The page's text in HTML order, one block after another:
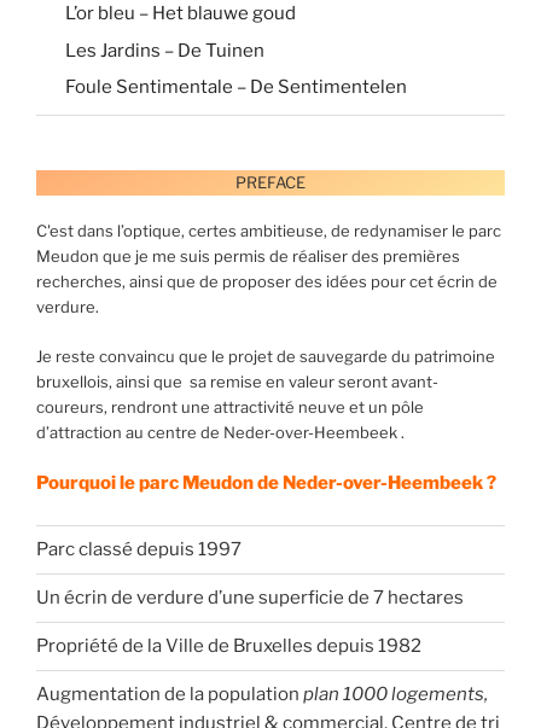
L’or bleu – Het blauwe goud
Les Jardins – De Tuinen
Foule Sentimentale – De Sentimentelen
PREFACE
C'est dans l’optique, certes ambitieuse, de redynamiser le parc
Meudon que je me suis permis de réaliser des premières
recherches, ainsi que de proposer des idées pour cet écrin de
verdure.
Je reste convaincu que le projet de sauvegarde du patrimoine
bruxellois, ainsi que sa remise en valeur seront avant-
coureurs, rendront une attractivité neuve et un pôle
d’attraction au centre de Neder-over-Heembeek .
Pourquoi le parc Meudon de Neder-over-Heembeek ?
Parc classé depuis 1997
Un écrin de verdure d’une superficie de 7 hectares
Propriété de la Ville de Bruxelles depuis 1982
Augmentation de la population plan 1000 logements,
Développement industriel & commercial, Centre de tri